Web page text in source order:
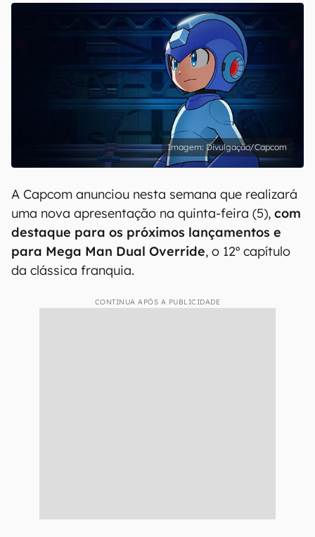
Divulgação/Capcom
A Capcom anunciou nesta semana que realizará
uma nova apresentação na quinta-feira (5), com
destaque para os próximos lançamentos e
para Mega Man Dual Override, o 12º capítulo
da clássica franquia.
CONTINUA APÓS A PUBLICIDADE